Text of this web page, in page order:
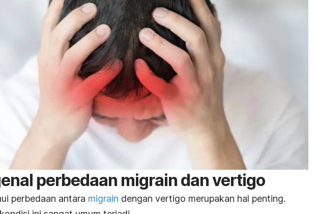
perbedaan migrain dan vertigo
perbedaan antara migrain dengan vertigo merupakan hal penting.